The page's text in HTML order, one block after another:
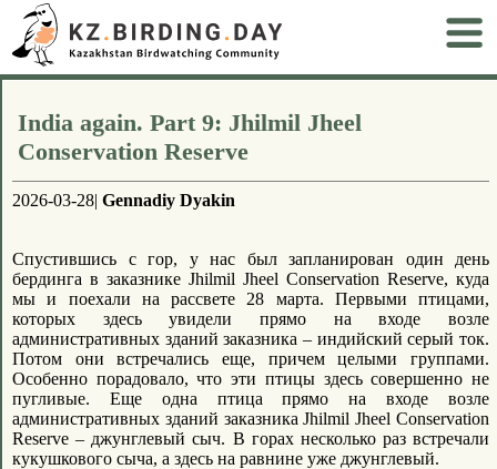
India again. Part 9: Jhilmil Jheel
Conservation Reserve
2026-03-28| Gennadiy Dyakin
Спустившись с гор, у нас был запланирован один день
бердинга в заказнике Jhilmil Jheel Conservation Reserve, куда
мы и поехали на рассвете 28 марта. Первыми птицами,
которых здесь увидели прямо на входе возле
административных зданий заказника – индийский серый ток.
Потом они встречались еще, причем целыми группами.
Особенно порадовало, что эти птицы здесь совершенно не
пугливые. Еще одна птица прямо на входе возле
административных зданий заказника Jhilmil Jheel Conservation
Reserve – джунглевый сыч. В горах несколько раз встречали
кукушкового сыча, а здесь на равнине уже джунглевый.